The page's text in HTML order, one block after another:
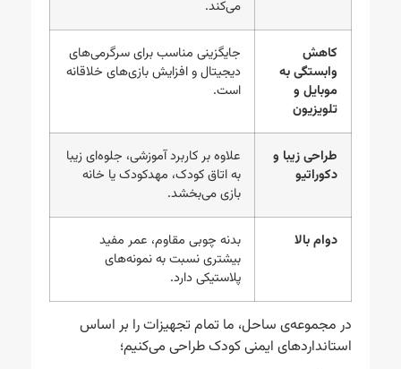
وابستگی به
جایگزینی مناسب برای سرگرمی‌های
دیجیتال و افزایش بازی‌های خلاقانه
طراحی زیبا و
علاوه بر کاربرد آموزشی، جلوه‌ای زیبا
به اتاق کودک، مهدکودک یا خانه
بازی می‌بخشد.
بدنه چوبی مقاوم، عمر مفید
بیشتری نسبت به نمونه‌های
پلاستیکی دارد.
در مجموعه‌ی ساحل، ما تمام تجهیزات را بر اساس
استانداردهای ایمنی کودک طراحی می‌کنیم؛